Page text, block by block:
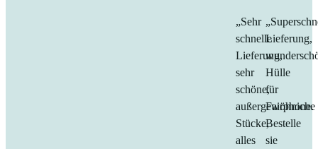
„Sehr
schnelle
Lieferung,
sehr
schöne,
außergewöhniche
Stücke,
alles
Lieferung,
Hülle
für
Fairphone.
Bestelle
sie